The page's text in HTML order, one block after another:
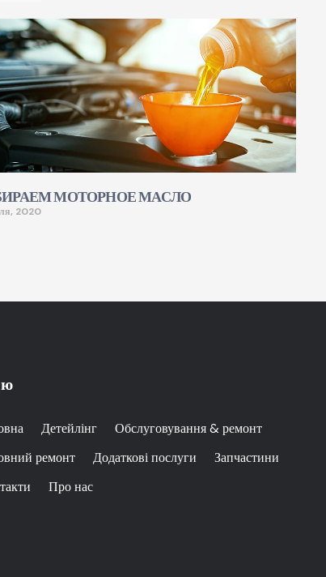
МОТОРНОЕ МАСЛО
2020
Детейлінг
Обслуговування & ремонт
ремонт
Додаткові послуги
Запчастини
Про нас